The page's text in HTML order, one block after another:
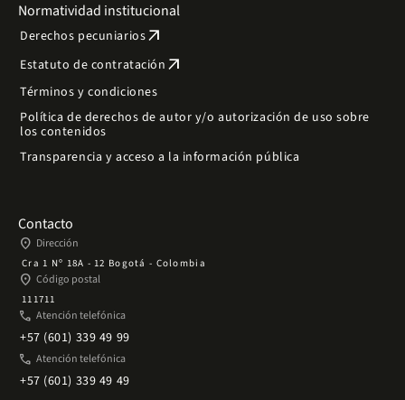
Normatividad institucional
Derechos pecuniariosarrow_outward
Estatuto de contratación arrow_outward
Términos y condiciones
Política de derechos de autor y/o autorización de uso sobre
los contenidos
Transparencia y acceso a la información pública
Contacto
place Dirección
Cra 1 Nº 18A - 12 Bogotá - Colombia
place Código postal
111711
phone Atención telefónica
+57 (601) 339 49 99
phone Atención telefónica
+57 (601) 339 49 49